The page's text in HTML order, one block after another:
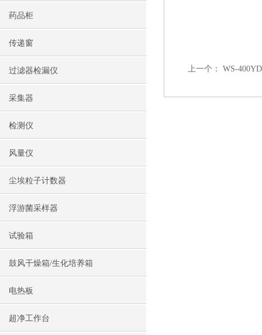
药品柜
传递窗
过滤器检漏仪
采集器
检测仪
风量仪
尘埃粒子计数器
浮游菌采样器
试验箱
鼓风干燥箱/生化培养箱
电热板
超净工作台
上一个： WS-